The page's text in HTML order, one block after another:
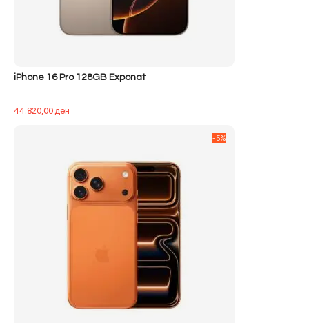
iPhone 16 Pro 128GB Exponat
44.820,00ден
-5%